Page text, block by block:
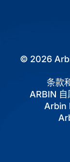
© 2026
条款
ARBIN
Arbin